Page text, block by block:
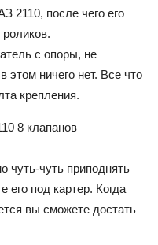
2110, после чего его
с опоры, не
этом ничего нет. Все что
крепления.
чуть-чуть приподнять
его под картер. Когда
вы сможете достать